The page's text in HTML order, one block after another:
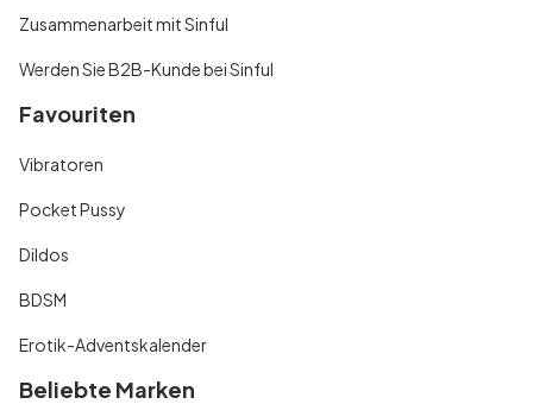
Zusammenarbeit mit Sinful
Werden Sie B2B-Kunde bei Sinful
Favouriten
Vibratoren
Pocket Pussy
Dildos
BDSM
Erotik-Adventskalender
Beliebte Marken